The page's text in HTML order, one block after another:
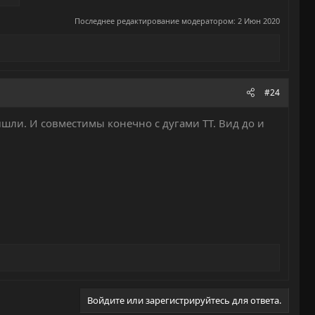
Последнее редактирование модератором: 2 Июн 2020
#24
И совместимы конечно с дугами ТТ. Вид до и
Войдите или зарегистрируйтесь для ответа.